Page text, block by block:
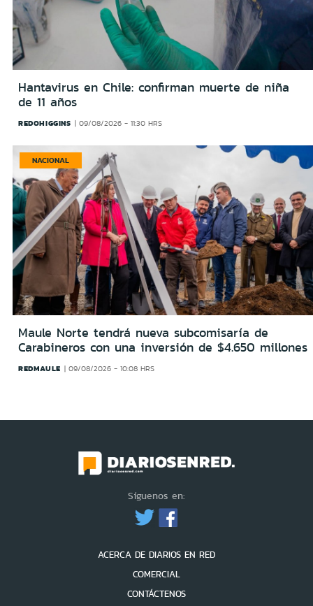
Hantavirus en Chile: confirman muerte de niña
de 11 años
REDOHIGGINS 09/08/2026 - 11:30 HRS
NACIONAL
Maule Norte tendrá nueva subcomisaría de
Carabineros con una inversión de $4.650 millones
REDMAULE 09/08/2026 - 10:08 HRS
Síguenos en:
ACERCA DE DIARIOS EN RED
COMERCIAL
CONTÁCTENOS